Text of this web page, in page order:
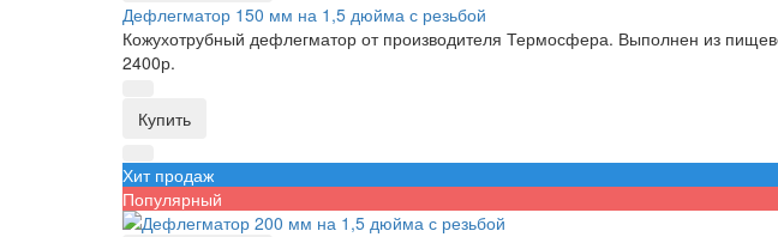
Дефлегматор 150 мм на 1,5 дюйма с резьбой
Кожухотрубный дефлегматор от производителя Термосфера. Выполнен из
2400р.
Купить
Хит продаж
Популярный